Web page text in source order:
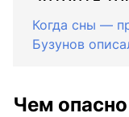
Когда сны —
Бузунов
Чем